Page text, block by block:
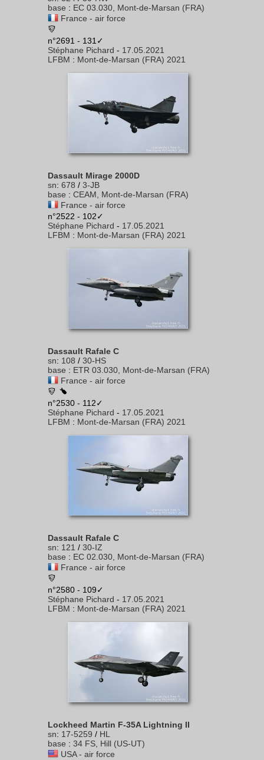
base : EC 03.030, Mont-de-Marsan (FRA)
France - air force
n°2691 - 131✓
Stéphane Pichard - 17.05.2021
LFBM : Mont-de-Marsan (FRA) 2021
Dassault Mirage 2000D
sn: 678 / 3-JB
base : CEAM, Mont-de-Marsan (FRA)
France - air force
n°2522 - 102✓
Stéphane Pichard - 17.05.2021
LFBM : Mont-de-Marsan (FRA) 2021
Dassault Rafale C
sn: 108 / 30-HS
base : ETR 03.030, Mont-de-Marsan (FRA)
France - air force
n°2530 - 112✓
Stéphane Pichard - 17.05.2021
LFBM : Mont-de-Marsan (FRA) 2021
Dassault Rafale C
sn: 121 / 30-IZ
base : EC 02.030, Mont-de-Marsan (FRA)
France - air force
n°2580 - 109✓
Stéphane Pichard - 17.05.2021
LFBM : Mont-de-Marsan (FRA) 2021
Lockheed Martin F-35A Lightning II
sn: 17-5259 / HL
base : 34 FS, Hill (US-UT)
USA - air force